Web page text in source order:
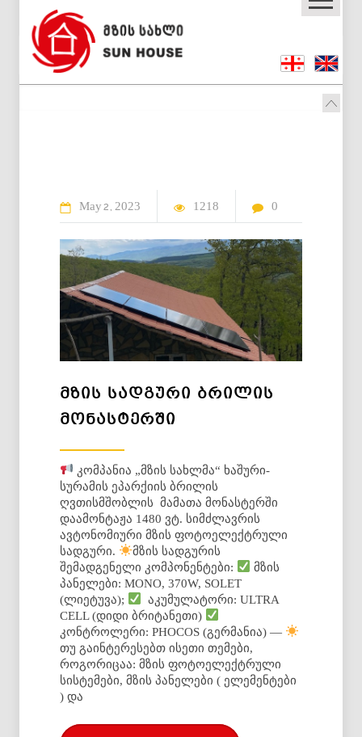
May 2 2023 1218 0
ᲛᲖᲘᲡ ᲡᲐᲓᲒᲣᲠᲘ ᲑᲠᲘᲚᲘᲡ
ᲛᲝᲜᲐᲡᲢᲔᲠᲨᲘ
კომპანია „მზის სახლმა“ ხაშური-
სურამის ეპარქიის ბრილის
ღვთისმშობლის მამათა მონასტერში
დაამონტაჟა 1480 ვტ. სიმძლავრის
ავტონომიური მზის ფოტოელექტრული
სადგური.
მზის სადგურის
შემადგენელი კომპონენტები:
მზის
პანელები: MONO, 370W, SOLET
(ლიეტუვა);
აკუმულატორი: ULTRA
CELL (დიდი ბრიტანეთი)
კონტროლერი: PHOCOS (გერმანია) —
თუ გაინტერესებთ ისეთი თემები,
როგორიცაა: მზის ფოტოელექტრული
სისტემები, მზის პანელები ( ელემენტები
) და